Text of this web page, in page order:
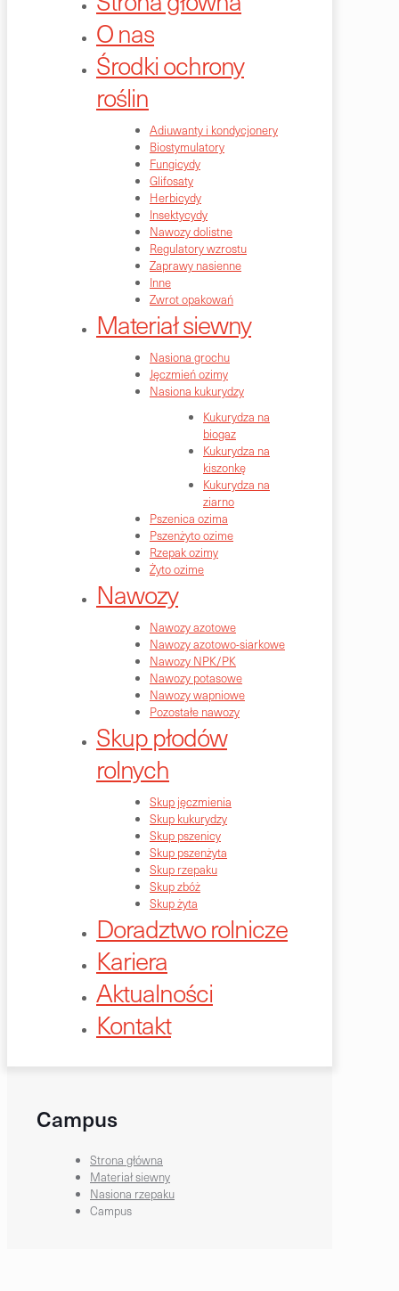
O nas
Środki ochrony
roślin
Adiuwanty i kondycjonery
Biostymulatory
Fungicydy
Glifosaty
Herbicydy
Insektycydy
Nawozy dolistne
Regulatory wzrostu
Zaprawy nasienne
Inne
Zwrot opakowań
Materiał siewny
Nasiona grochu
Jęczmień ozimy
Nasiona kukurydzy
Kukurydza na
biogaz
Kukurydza na
kiszonkę
Kukurydza na
ziarno
Pszenica ozima
Pszenżyto ozime
Rzepak ozimy
Żyto ozime
Nawozy
Nawozy azotowe
Nawozy azotowo-siarkowe
Nawozy NPK/PK
Nawozy potasowe
Nawozy wapniowe
Pozostałe nawozy
Skup płodów
rolnych
Skup jęczmienia
Skup kukurydzy
Skup pszenicy
Skup pszenżyta
Skup rzepaku
Skup zbóż
Skup żyta
Doradztwo rolnicze
Kariera
Aktualności
Kontakt
Campus
Strona główna
Materiał siewny
Nasiona rzepaku
Campus